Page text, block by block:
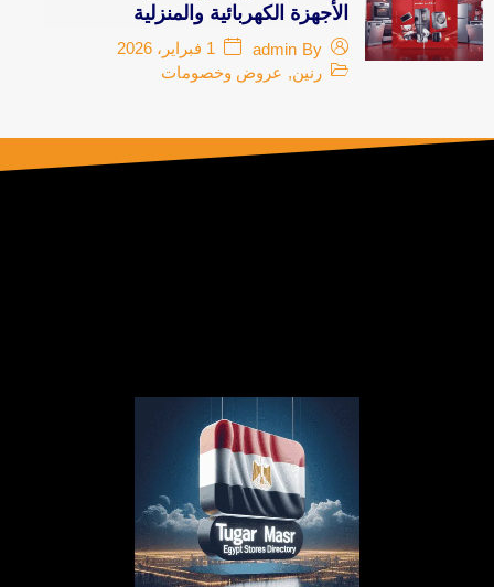
الأجهزة الكهربائية والمنزلية
By
admin
1 فبراير، 2026
رنين, عروض وخصومات